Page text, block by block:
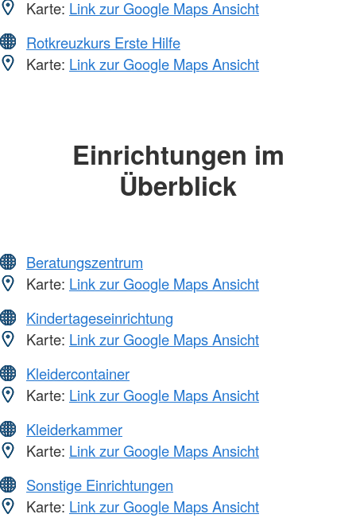
Karte: Link zur Google Maps Ansicht
Rotkreuzkurs Erste Hilfe
Karte: Link zur Google Maps Ansicht
Einrichtungen im
Überblick
Beratungszentrum
Karte: Link zur Google Maps Ansicht
Kindertageseinrichtung
Karte: Link zur Google Maps Ansicht
Kleidercontainer
Karte: Link zur Google Maps Ansicht
Kleiderkammer
Karte: Link zur Google Maps Ansicht
Sonstige Einrichtungen
Karte: Link zur Google Maps Ansicht